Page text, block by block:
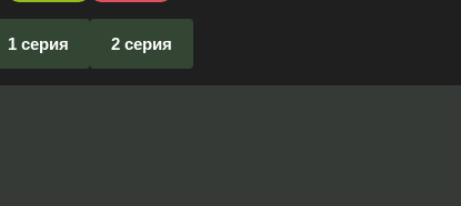
1 серия 2 серия